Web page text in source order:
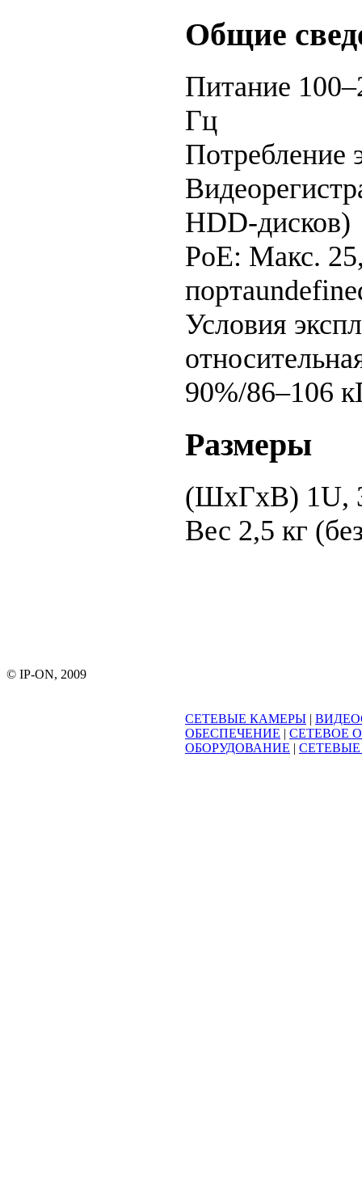
Общие
Питание
Гц
Потребление
HDD-дисков)
PoE: Макс.
порта
Условия
90%/86–106
Размеры
(ШxГxВ) 1U,
Вес 2,5 кг
© IP-ON, 2009
СЕТЕВЫЕ КАМЕРЫ |
ОБЕСПЕЧЕНИЕ | СЕТЕВОЕ
ОБОРУДОВАНИЕ |